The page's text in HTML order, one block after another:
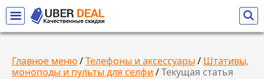
Главное меню/Телефоны и аксессуары / Штативы,
моноподы и пульты для селфи /Текущая статья